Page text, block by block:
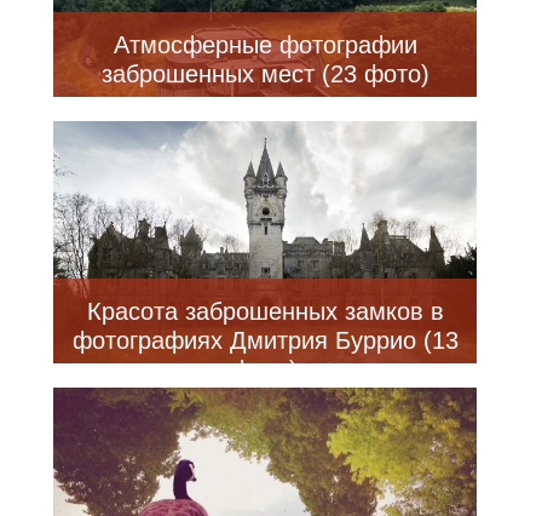
Атмосферные фотографии
заброшенных мест (23 фото)
Красота заброшенных замков в
фотографиях Дмитрия Буррио (13
фото)